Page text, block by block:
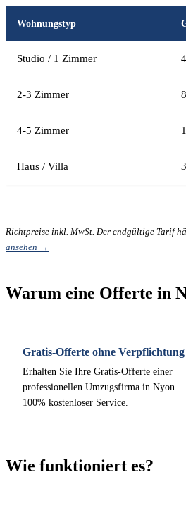
Wohnungstyp
Studio / 1 Zimmer
2-3 Zimmer
4-5 Zimmer
Haus / Villa
Richtpreise inkl. MwSt. Der endgültige Tarif
ansehen →
Warum eine Offerte in
Gratis-Offerte ohne Verpflichtung
Erhalten Sie Ihre Gratis-Offerte einer
professionellen Umzugsfirma in Nyon.
100% kostenloser Service.
Wie funktioniert es?